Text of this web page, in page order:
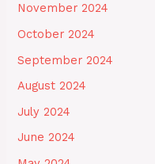
November 2024
October 2024
September 2024
August 2024
July 2024
June 2024